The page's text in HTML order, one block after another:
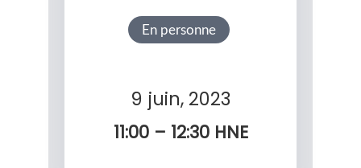
En personne
9 juin, 2023
11:00 – 12:30 HNE